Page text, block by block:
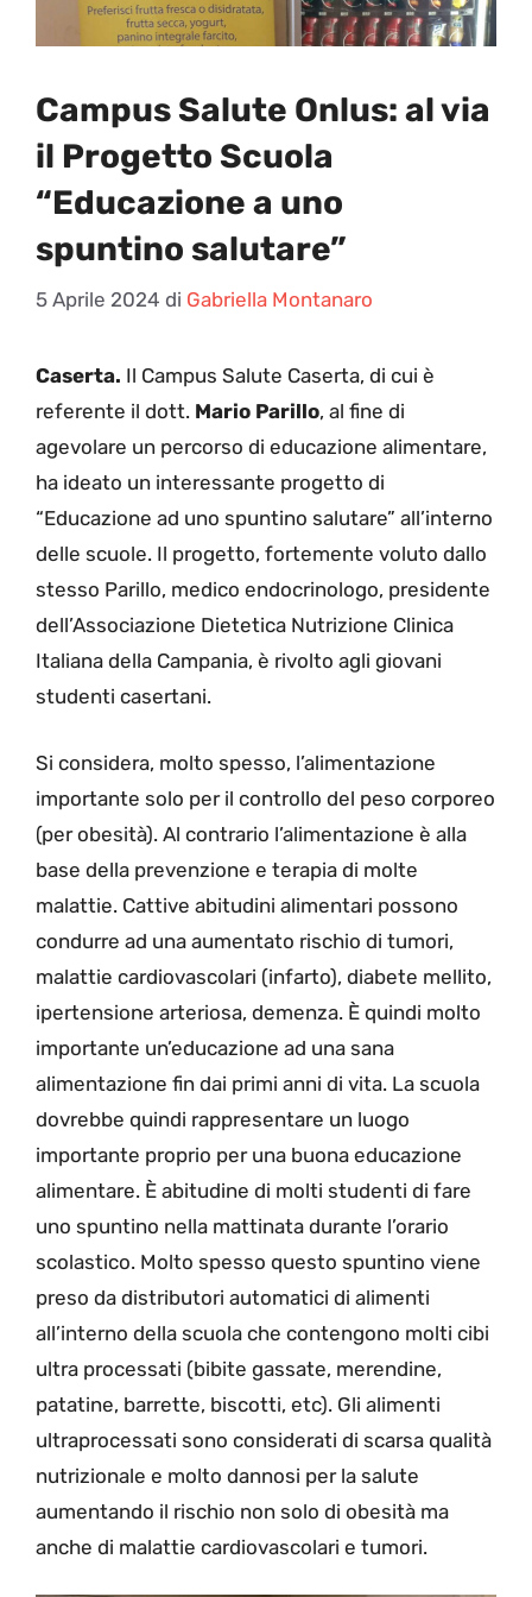
Campus Salute Onlus: al via
il Progetto Scuola
“Educazione a uno
spuntino salutare”
5 Aprile 2024 di Gabriella Montanaro
Caserta. Il Campus Salute Caserta, di cui è
referente il dott. Mario Parillo, al fine di
agevolare un percorso di educazione alimentare,
ha ideato un interessante progetto di
“Educazione ad uno spuntino salutare” all’interno
delle scuole. Il progetto, fortemente voluto dallo
stesso Parillo, medico endocrinologo, presidente
dell’Associazione Dietetica Nutrizione Clinica
Italiana della Campania, è rivolto agli giovani
studenti casertani.
Si considera, molto spesso, l’alimentazione
importante solo per il controllo del peso corporeo
(per obesità). Al contrario l’alimentazione è alla
base della prevenzione e terapia di molte
malattie. Cattive abitudini alimentari possono
condurre ad una aumentato rischio di tumori,
malattie cardiovascolari (infarto), diabete mellito,
ipertensione arteriosa, demenza. È quindi molto
importante un’educazione ad una sana
alimentazione fin dai primi anni di vita. La scuola
dovrebbe quindi rappresentare un luogo
importante proprio per una buona educazione
alimentare. È abitudine di molti studenti di fare
uno spuntino nella mattinata durante l’orario
scolastico. Molto spesso questo spuntino viene
preso da distributori automatici di alimenti
all’interno della scuola che contengono molti cibi
ultra processati (bibite gassate, merendine,
patatine, barrette, biscotti, etc). Gli alimenti
ultraprocessati sono considerati di scarsa qualità
nutrizionale e molto dannosi per la salute
aumentando il rischio non solo di obesità ma
anche di malattie cardiovascolari e tumori.